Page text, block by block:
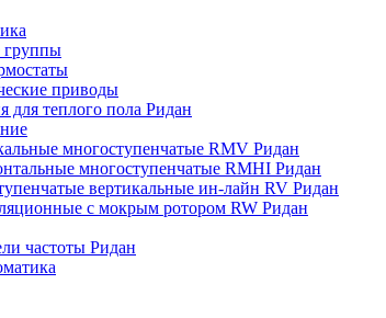
группы
приводы
для теплого пола Ридан
многоступенчатые RMV Ридан
многоступенчатые RMHI Ридан
вертикальные ин-лайн RV Ридан
с мокрым ротором RW Ридан
частоты Ридан